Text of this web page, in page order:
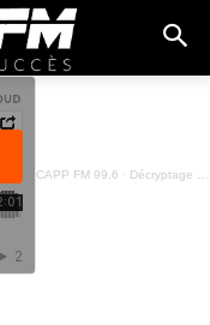
CAPP FM 99.6 · Décryptage - 27 Janvier 2025